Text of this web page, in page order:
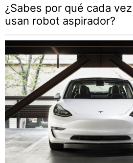
¿Sabes por qué cada
usan robot aspirador?